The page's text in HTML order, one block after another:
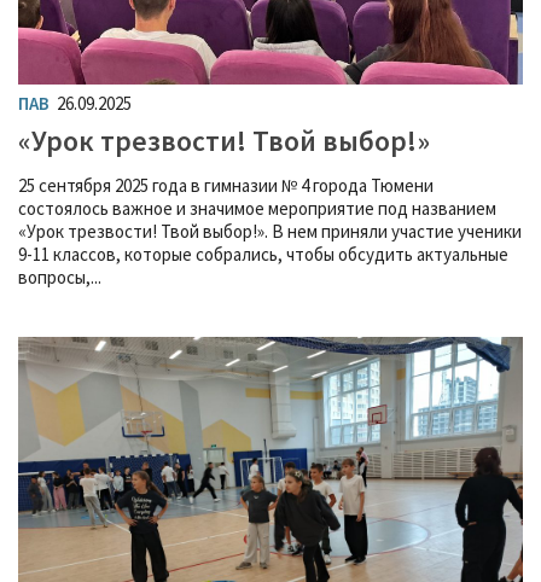
ПАВ 26.09.2025
«Урок трезвости! Твой выбор!»
25 сентября 2025 года в гимназии № 4 города Тюмени
состоялось важное и значимое мероприятие под названием
«Урок трезвости! Твой выбор!». В нем приняли участие ученики
9-11 классов, которые собрались, чтобы обсудить актуальные
вопросы,...